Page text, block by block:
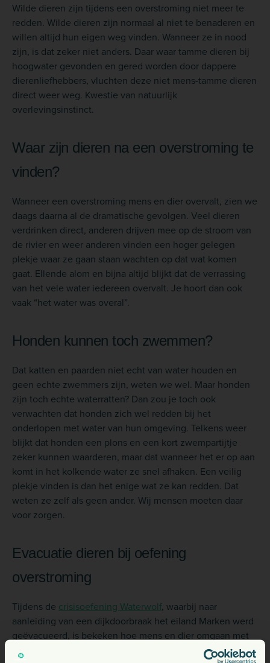
Wilde dieren zijn tijdens een overstroming niet meer te
redden. Wilde dieren zijn normaal al niet te benaderen en
willen altijd hun eigen weg vinden. Wanneer ze in nood
zijn, is dat zeker niet anders. Daar waar tamme dieren bij
hoogwater gevonden en gered worden door dappere
dierenliefhebbers, vluchten deze niet mens-tamme dieren
direct weer weg. Kwestie van natuurlijk
overlevingsinstinct.
Waar zijn dieren na een overstroming te
vinden?
Wanneer een overstroming mens en dier overvalt, zien we
daags daarna al de dramatische gevolgen. Veel dieren
verdrinken direct, anderen drijven mee op de stroom van
de rivier en weer anderen vinden een hoger gelegen
plekje waar ze gaan staan wachten op dat wat komen
gaat. Ellende alom en bijna altijd blijkt dat de verrassing
van het vele water iedereen overvalt. Je hoort dan ook
vaak “het water was overal”.
Honden kunnen toch zwemmen?
Dat katten en paarden niet echt van water houden en
geen echte zwemmers zijn, weten we wel. Maar honden
zijn toch echte waterratten? Dan zou je toch ook
verwachten dat honden zich wel redden bij het
onderlopen met water van hun omgeving. Telkens weer
blijkt dat honden een plons en een kort zwempartijtje
zeker kunnen waarderen, maar dat wanneer het er op aan
komt in het kolkende water ze snel afhaken. Een veilig
plekje vinden is dan het enige wat ze kan redden. Dat
weten ze zelf als geen ander. Wij mensen moeten daar
voor zorgen.
Evacuatie dieren bij oefening
overstroming
Tijdens de crisisoefening Waterwolf, waarbij naar
aanleiding van een dijkdoorbraak het eiland Marken werd
geëvacueerd, is bekeken hoe mens en dier omgaan met
een dergelijke noodsituatie door overstroming. Deze